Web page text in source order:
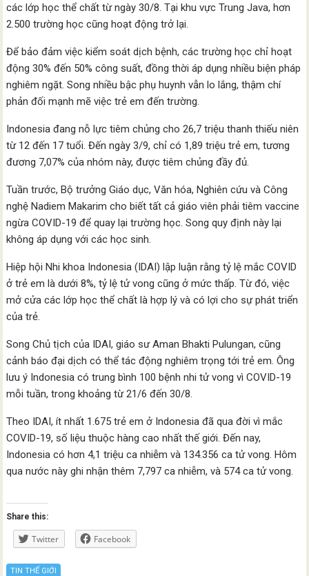
các lớp học thể chất từ ngày 30/8. Tại khu vực Trung Java, hơn
2.500 trường học cũng hoạt động trở lại.
Để bảo đảm việc kiểm soát dịch bệnh, các trường học chỉ hoạt
động 30% đến 50% công suất, đồng thời áp dụng nhiều biện pháp
nghiêm ngặt. Song nhiều bậc phụ huynh vẫn lo lắng, thậm chí
phản đối mạnh mẽ việc trẻ em đến trường.
Indonesia đang nỗ lực tiêm chủng cho 26,7 triệu thanh thiếu niên
từ 12 đến 17 tuổi. Đến ngày 3/9, chỉ có 1,89 triệu trẻ em, tương
đương 7,07% của nhóm này, được tiêm chủng đầy đủ.
Tuần trước, Bộ trưởng Giáo dục, Văn hóa, Nghiên cứu và Công
nghệ Nadiem Makarim cho biết tất cả giáo viên phải tiêm vaccine
ngừa COVID-19 để quay lại trường học. Song quy định này lại
không áp dụng với các học sinh.
Hiệp hội Nhi khoa Indonesia (IDAI) lập luận rằng tỷ lệ mắc COVID
ở trẻ em là dưới 8%, tỷ lệ tử vong cũng ở mức thấp. Từ đó, việc
mở cửa các lớp học thể chất là hợp lý và có lợi cho sự phát triển
của trẻ.
Song Chủ tịch của IDAI, giáo sư Aman Bhakti Pulungan, cũng
cảnh báo đại dịch có thể tác động nghiêm trọng tới trẻ em. Ông
lưu ý Indonesia có trung bình 100 bệnh nhi tử vong vì COVID-19
mỗi tuần, trong khoảng từ 21/6 đến 30/8.
Theo IDAI, ít nhất 1.675 trẻ em ở Indonesia đã qua đời vì mắc
COVID-19, số liệu thuộc hàng cao nhất thế giới. Đến nay,
Indonesia có hơn 4,1 triệu ca nhiễm và 134.356 ca tử vong. Hôm
qua nước này ghi nhận thêm 7,797 ca nhiễm, và 574 ca tử vong.
Share this:
Twitter Facebook
TIN THẾ GIỚI